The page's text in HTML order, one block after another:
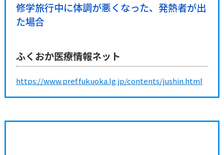
修学旅行中に体調が悪くなった、発熱者が出
た場合
ふくおか医療情報ネット
https://www.pref.fukuoka.lg.jp/contents/jushin.html